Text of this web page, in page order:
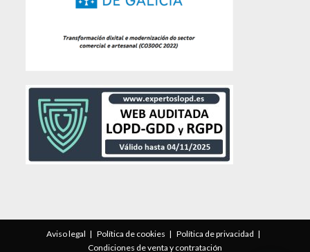
Aviso legal Política de cookies
Política de privacidad
Condiciones de venta y contratación